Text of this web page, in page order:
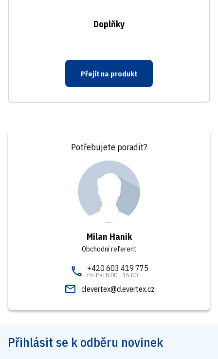
Doplňky
Přejít na produkt
Potřebujete poradit?
Milan Hanik
Obchodní referent
+420 603 419 775
Po-Pá: 8:00 - 16:00
clevertex@clevertex.cz
Přihlásit se k odběru novinek